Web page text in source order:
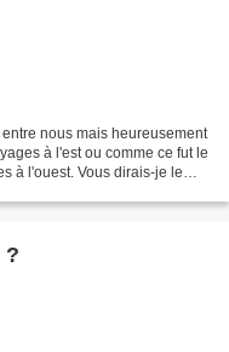
nous mais heureusement
à l'est ou comme ce fut le
à l'ouest. Vous dirais-je le
?